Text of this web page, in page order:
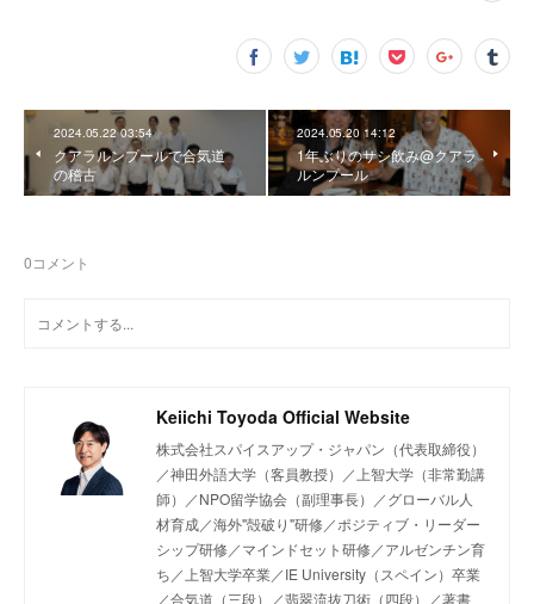
2024.05.22 03:54
クアラルンプールで合気道
の稽古
2024.05.20 14:12
1年ぶりのサシ飲み@クアラ
ルンプール
0コメント
Keiichi Toyoda Official Website
株式会社スパイスアップ・ジャパン（代表取締役）
／神田外語大学（客員教授）／上智大学（非常勤講
師）／NPO留学協会（副理事長）／グローバル人
材育成／海外"殻破り"研修／ポジティブ・リーダー
シップ研修／マインドセット研修／アルゼンチン育
ち／上智大学卒業／IE University（スペイン）卒業
／合気道（三段）／翡翠流抜刀術（四段）／著書